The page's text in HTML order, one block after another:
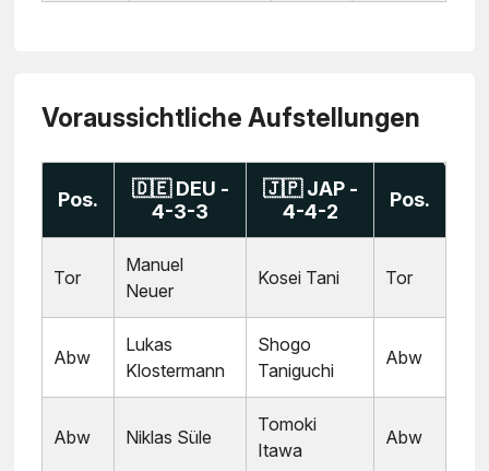
Voraussichtliche Aufstellungen
Pos.
🇩🇪 DEU -
4-3-3
🇯🇵 JAP -
4-4-2
Pos.
Tor
Manuel
Neuer
Kosei Tani Tor
Abw
Lukas
Klostermann
Shogo
Taniguchi
Abw
Abw Niklas Süle
Tomoki
Itawa
Abw